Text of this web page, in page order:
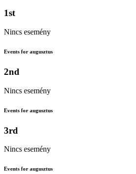
1st
Nincs esemény
Events for augusztus
2nd
Nincs esemény
Events for augusztus
3rd
Nincs esemény
Events for augusztus